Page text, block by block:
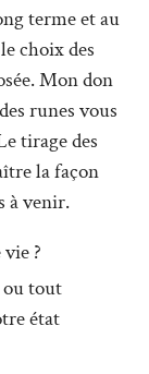
terme et au
choix des
Mon don
runes vous
tirage des
la façon
à venir.
?
tout
état